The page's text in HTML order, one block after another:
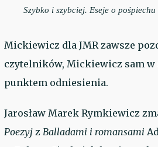
Szybko i szybciej. Eseje o
Mickiewicz dla JMR zawsze
czytelników, Mickiewicz sam w
punktem odniesienia.
Jarosław Marek Rymkiewicz
Poezyj z Balladami i romansami